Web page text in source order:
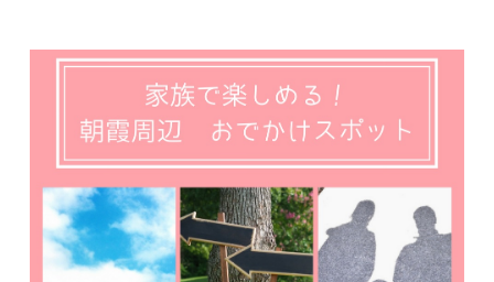
記事検索
し
周
の